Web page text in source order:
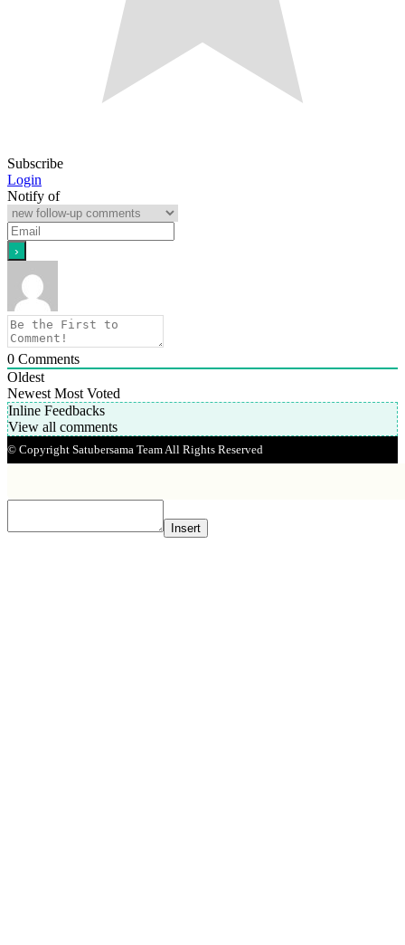
Subscribe
Login
Notify of
0 Comments
Oldest
Newest Most Voted
Inline Feedbacks
View all comments
© Copyright Satubersama Team All Rights Reserved
Insert